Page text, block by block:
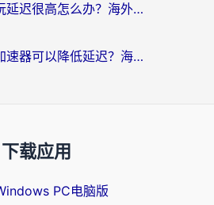
巨兽战场国外玩延迟很高怎么办？海外党亲测的国服游戏加速解决方案
打龙之谷什么加速器可以降低延迟？海外玩家亲测有效的国服加速指南
下载应用
PC电脑版